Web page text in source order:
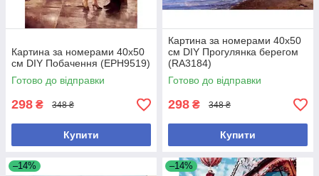
Картина за номерами 40х50
см DIY Побачення (EPH9519)
Готово до відправки
298 ₴ 348 ₴
Купити
Картина за номерами 40х50
см DIY Прогулянка берегом
(RA3184)
Готово до відправки
298 ₴ 348 ₴
Купити
–14% –14%